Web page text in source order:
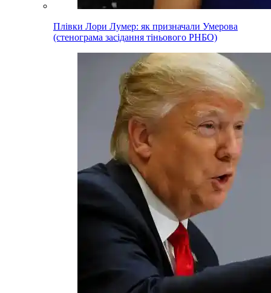
Плівки Лори Лумер: як призначали Умерова
(стенограма засідання тіньового РНБО)